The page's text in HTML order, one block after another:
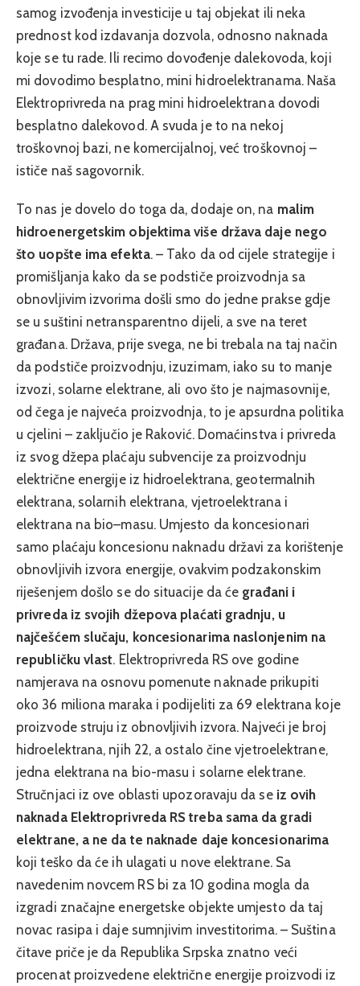
samog izvođenja investicije u taj objekat ili neka
prednost kod izdavanja dozvola, odnosno naknada
koje se tu rade. Ili recimo dovođenje dalekovoda, koji
mi dovodimo besplatno, mini hidroelektranama. Naša
Elektroprivreda na prag mini hidroelektrana dovodi
besplatno dalekovod. A svuda je to na nekoj
troškovnoj bazi, ne komercijalnoj, već troškovnoj –
ističe naš sagovornik.
To nas je dovelo do toga da, dodaje on, na malim
hidroenergetskim objektima više država daje nego
što uopšte ima efekta. – Tako da od cijele strategije i
promišljanja kako da se podstiče proizvodnja sa
obnovljivim izvorima došli smo do jedne prakse gdje
se u suštini netransparentno dijeli, a sve na teret
građana. Država, prije svega, ne bi trebala na taj način
da podstiče proizvodnju, izuzimam, iako su to manje
izvozi, solarne elektrane, ali ovo što je najmasovnije,
od čega je najveća proizvodnja, to je apsurdna politika
u cjelini – zaključio je Raković. Domaćinstva i privreda
iz svog džepa plaćaju subvencije za proizvodnju
električne energije iz hidroelektrana, geotermalnih
elektrana, solarnih elektrana, vjetroelektrana i
elektrana na bio–masu. Umjesto da koncesionari
samo plaćaju koncesionu naknadu državi za korištenje
obnovljivih izvora energije, ovakvim podzakonskim
riješenjem došlo se do situacije da će građani i
privreda iz svojih džepova plaćati gradnju, u
najčešćem slučaju, koncesionarima naslonjenim na
republičku vlast. Elektroprivreda RS ove godine
namjerava na osnovu pomenute naknade prikupiti
oko 36 miliona maraka i podijeliti za 69 elektrana koje
proizvode struju iz obnovljivih izvora. Najveći je broj
hidroelektrana, njih 22, a ostalo čine vjetroelektrane,
jedna elektrana na bio-masu i solarne elektrane.
Stručnjaci iz ove oblasti upozoravaju da se iz ovih
naknada Elektroprivreda RS treba sama da gradi
elektrane, a ne da te naknade daje koncesionarima
koji teško da će ih ulagati u nove elektrane. Sa
navedenim novcem RS bi za 10 godina mogla da
izgradi značajne energetske objekte umjesto da taj
novac rasipa i daje sumnjivim investitorima. – Suština
čitave priče je da Republika Srpska znatno veći
procenat proizvedene električne energije proizvodi iz